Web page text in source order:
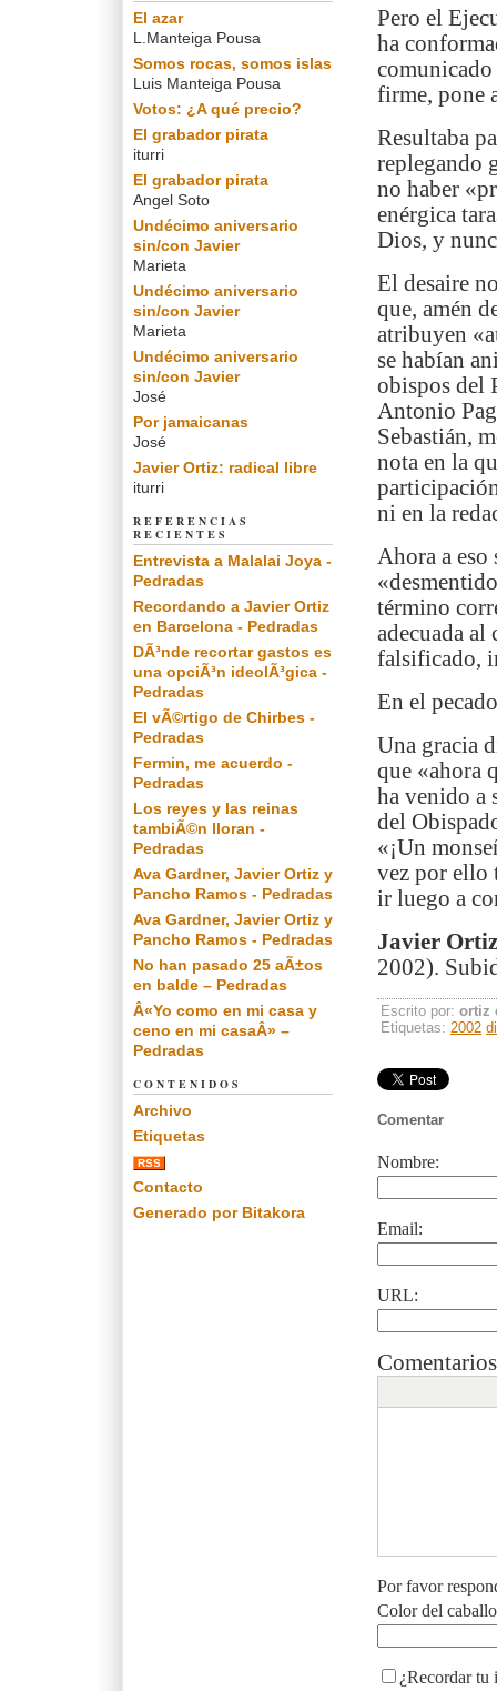
Pero el
ha
firme, pone
Resultaba
replegando
no haber
enérgica
Dios, y
El desaire
que, amén
atribuyen
se habían
obispos del
Antonio
Sebastián,
nota en la
ni en la
Ahora a eso
término
adecuada al
falsificado,
En el
Una gracia
que «ahora
ha venido a
del
«¡Un
vez por ello
ir luego a
Javier
2002).
Escrito por: ortiz
Etiquetas: 2002
Comentar
Nombre:
Email:
URL:
Por favor
Color del
¿Recordar tu
El azar
L.Manteiga Pousa
Somos rocas, somos islas
Luis Manteiga Pousa
Votos: ¿A qué precio?
El grabador pirata
iturri
El grabador pirata
Angel Soto
Undécimo aniversario
sin/con Javier
Marieta
Undécimo aniversario
sin/con Javier
Marieta
Undécimo aniversario
sin/con Javier
José
Por jamaicanas
José
Javier Ortiz: radical libre
iturri
REFERENCIAS
RECIENTES
Entrevista a Malalai Joya -
Pedradas
Recordando a Javier Ortiz
en Barcelona - Pedradas
DÃ³nde recortar gastos es
una opciÃ³n ideolÃ³gica -
Pedradas
El vÃ©rtigo de Chirbes -
Pedradas
Fermin, me acuerdo -
Pedradas
Los reyes y las reinas
tambiÃ©n lloran -
Pedradas
Ava Gardner, Javier Ortiz y
Pancho Ramos - Pedradas
Ava Gardner, Javier Ortiz y
Pancho Ramos - Pedradas
No han pasado 25 aÃ±os
en balde – Pedradas
Â«Yo como en mi casa y
ceno en mi casaÂ» –
Pedradas
CONTENIDOS
Archivo
Etiquetas
RSS
Contacto
Generado por Bitakora